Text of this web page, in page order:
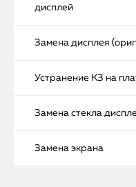
дисплей
Замена дисплея
Устранение КЗ на
Замена стекла
Замена экрана